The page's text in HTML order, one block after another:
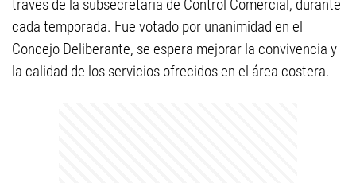
través de la subsecretaría de Control Comercial, durante
cada temporada. Fue votado por unanimidad en el
Concejo Deliberante, se espera mejorar la convivencia y
la calidad de los servicios ofrecidos en el área costera.